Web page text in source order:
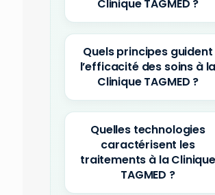
Clinique TAGMED ?
Quels principes guident
l’efficacité des soins à la
Clinique TAGMED ?
Quelles technologies
caractérisent les
traitements à la Clinique
TAGMED ?